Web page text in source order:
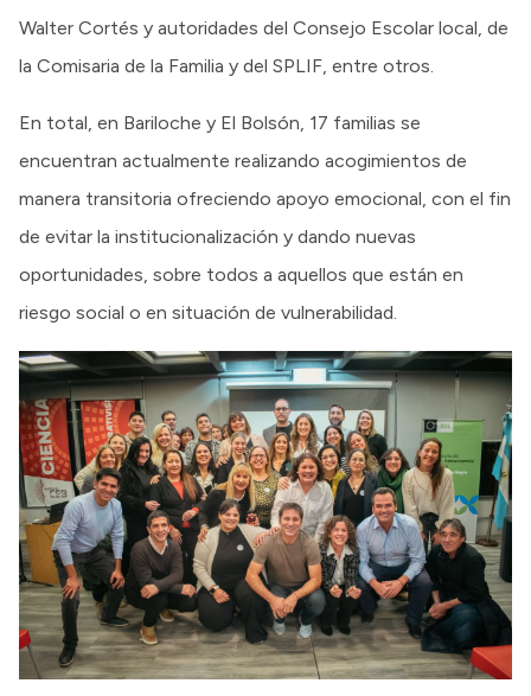
Walter Cortés y autoridades del Consejo Escolar local, de
la Comisaria de la Familia y del SPLIF, entre otros.
En total, en Bariloche y El Bolsón, 17 familias se
encuentran actualmente realizando acogimientos de
manera transitoria ofreciendo apoyo emocional, con el fin
de evitar la institucionalización y dando nuevas
oportunidades, sobre todos a aquellos que están en
riesgo social o en situación de vulnerabilidad.